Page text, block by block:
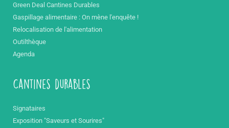
Green Deal Cantines Durables
Gaspillage alimentaire : On mène l'enquête !
Relocalisation de l'alimentation
Outilthèque
Agenda
Cantines durables
Signataires
Exposition "Saveurs et Sourires"